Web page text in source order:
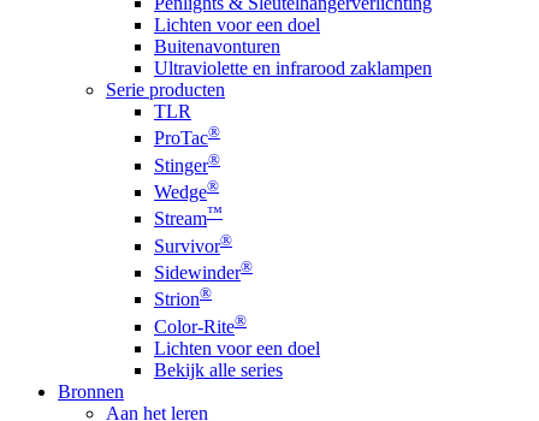
Lichten voor een doel
Buitenavonturen
Ultraviolette en infrarood zaklampen
Serie producten
TLR
ProTac®
Stinger®
Wedge®
Stream™
Survivor®
Sidewinder®
Strion®
Color-Rite®
Lichten voor een doel
Bekijk alle series
Bronnen
Aan het leren